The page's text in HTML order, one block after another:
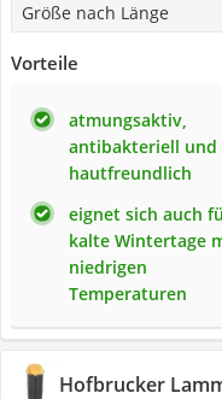
Größe nach Länge
Vorteile
atmungsaktiv,
antibakteriell und
hautfreundlich
eignet sich auch
kalte Wintertage
niedrigen
Temperaturen
Hofbrucker